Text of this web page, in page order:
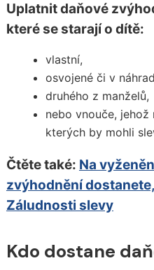
Uplatnit daňové
které se starají o dítě:
vlastní,
osvojené či v
druhého z manželů,
nebo vnouče,
kterých by mohli
Čtěte také: Na
zvýhodnění
Záludnosti slevy
Kdo dostane